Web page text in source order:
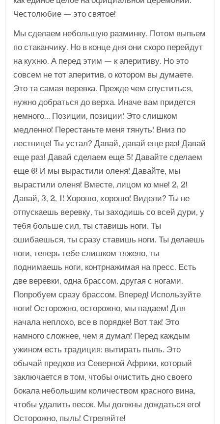
Честолюбие — это святое!
Мы сделаем небольшую разминку. Потом выпьем
по стаканчику. Но в конце дня они скоро перейдут
на кухню. А перед этим — к аперитиву. Но это
совсем не тот аперитив, о котором вы думаете.
Это та самая веревка. Прежде чем спуститься,
нужно добраться до верха. Иначе вам придется
немного… Позиции, позиции! Это слишком
медленно! Перестаньте меня тянуть! Вниз по
лестнице! Ты устал? Давай, давай еще раз! Давай
еще раз! Давай сделаем еще 5! Давайте сделаем
еще 6! И мы вырастили оленя! Давайте, мы
вырастили оленя! Вместе, лицом ко мне! 2, 2!
Давай, 3, 2, 1! Хорошо, хорошо! Видели? Ты не
отпускаешь веревку, ты заходишь со всей дури, у
тебя больше сил, ты ставишь ноги. Ты
ошибаешься, ты сразу ставишь ноги. Ты делаешь
ноги, теперь тебе слишком тяжело, ты
поднимаешь ноги, контрнажимая на пресс. Есть
две веревки, одна брассом, другая с ногами.
Попробуем сразу брассом. Вперед! Используйте
ноги! Осторожно, осторожно, мы падаем! Для
начала неплохо, все в порядке! Вот так! Это
намного сложнее, чем я думал! Перед каждым
ужином есть традиция: вытирать пыль. Это
обычай предков из Северной Африки, который
заключается в том, чтобы очистить дно своего
бокала небольшим количеством красного вина,
чтобы удалить песок. Мы должны дождаться его!
Осторожно, пыль! Стреляйте!